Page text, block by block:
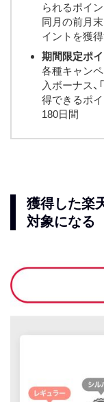
られるポイ
同月の前月
イントを獲
期間限定ポイ
各種キャン
入ボーナス
得できるポ
180日間
獲得した楽
対象になる